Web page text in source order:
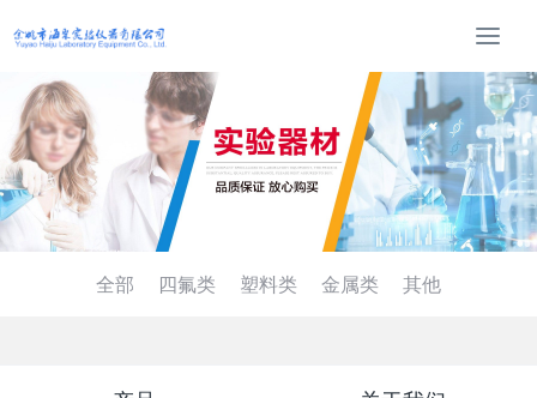
T
o
g
g
l
e
n
a
v
全部 四氟类 塑料类 金属类 其他